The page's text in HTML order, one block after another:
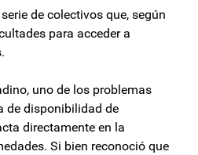
de colectivos que, según
para acceder a
uno de los problemas
de disponibilidad de
directamente en la
Si bien reconoció que